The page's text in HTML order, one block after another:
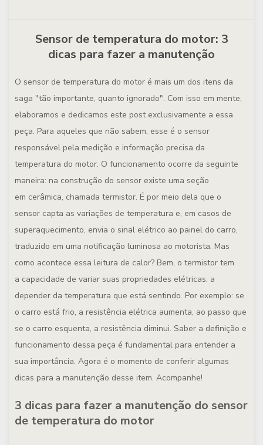
Sensor de temperatura do motor: 3
dicas para fazer a manutenção
O sensor de temperatura do motor é mais um dos itens da
saga "tão importante, quanto ignorado". Com isso em mente,
elaboramos e dedicamos este post exclusivamente a essa
peça. Para aqueles que não sabem, esse é o sensor
responsável pela medição e informação precisa da
temperatura do motor. O funcionamento ocorre da seguinte
maneira: na construção do sensor existe uma seção
em cerâmica, chamada termistor. É por meio dela que o
sensor capta as variações de temperatura e, em casos de
superaquecimento, envia o sinal elétrico ao painel do carro,
traduzido em uma notificação luminosa ao motorista. Mas
como acontece essa leitura de calor? Bem, o termistor tem
a capacidade de variar suas propriedades elétricas, a
depender da temperatura que está sentindo. Por exemplo: se
o carro está frio, a resistência elétrica aumenta, ao passo que
se o carro esquenta, a resistência diminui. Saber a definição e
funcionamento dessa peça é fundamental para entender a
sua importância. Agora é o momento de conferir algumas
dicas para a manutenção desse item. Acompanhe!
3 dicas para fazer a manutenção do sensor
de temperatura do motor